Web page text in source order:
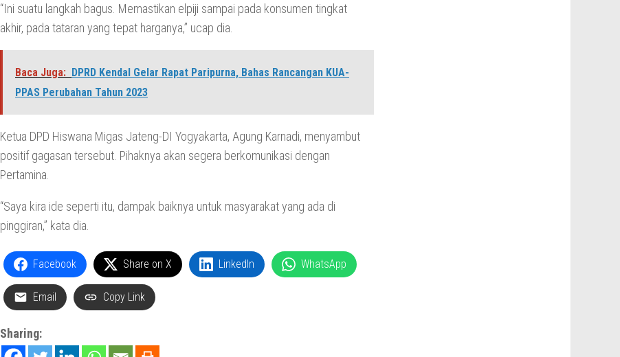
“Ini suatu langkah bagus. Memastikan elpiji sampai pada konsumen tingkat
akhir, pada tataran yang tepat harganya,” ucap dia.
Baca Juga: DPRD Kendal Gelar Rapat Paripurna, Bahas Rancangan KUA-
PPAS Perubahan Tahun 2023
Ketua DPD Hiswana Migas Jateng-DI Yogyakarta, Agung Karnadi, menyambut
positif gagasan tersebut. Pihaknya akan segera berkomunikasi dengan
Pertamina.
“Saya kira ide seperti itu, dampak baiknya untuk masyarakat yang ada di
pinggiran,” kata dia.
Facebook Share on X LinkedIn WhatsApp
Email Copy Link
Sharing: